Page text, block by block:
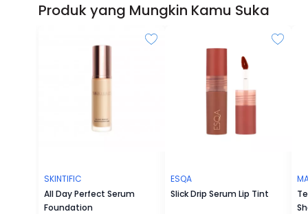
Produk yang Mungkin Kamu Suka
SKINTIFIC
All Day Perfect Serum
Foundation
ESQA
Slick Drip Serum Lip Tint